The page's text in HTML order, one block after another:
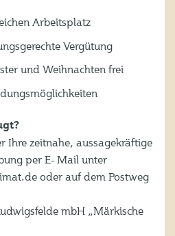
Arbeitsplatz
Vergütung
und Weihnachten frei
Ihre zeitnahe, aussagekräftige
per E- Mail unter
oder auf dem Postweg
mbH „Märkische